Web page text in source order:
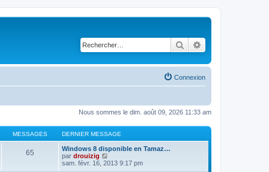
Rechercher
Connexion
Nous sommes le dim. août 09, 2026 11:33 am
MESSAGES DERNIER MESSAGE
65
Windows 8 disponible en Tamaz…
par drouizig
o
sam. févr. 16, 2013 9:17 pm